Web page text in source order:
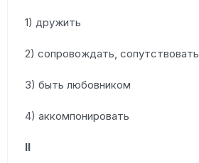
1) дружить
2) сопровождать, сопутствовать
3) быть любовником
4) аккомпонировать
II